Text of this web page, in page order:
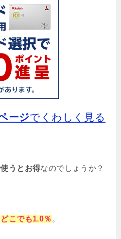
ージでくわしく見る
うとお得なのでしょうか？
どこでも1.0％ 。